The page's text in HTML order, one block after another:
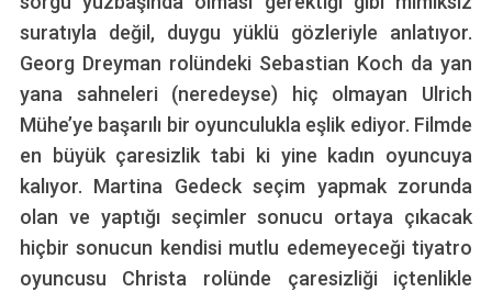
suratıyla değil, duygu yüklü gözleriyle anlatıyor.
Georg Dreyman rolündeki Sebastian Koch da yan
yana sahneleri (neredeyse) hiç olmayan Ulrich
Mühe’ye başarılı bir oyunculukla eşlik ediyor. Filmde
en büyük çaresizlik tabi ki yine kadın oyuncuya
kalıyor. Martina Gedeck seçim yapmak zorunda
olan ve yaptığı seçimler sonucu ortaya çıkacak
hiçbir sonucun kendisi mutlu edemeyeceği tiyatro
oyuncusu Christa rolünde çaresizliği içtenlikle